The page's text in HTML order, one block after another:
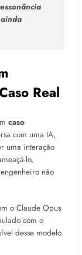
Real
caso
com uma IA,
uma interação
lo,
não
o Claude Opus
com o
desse modelo